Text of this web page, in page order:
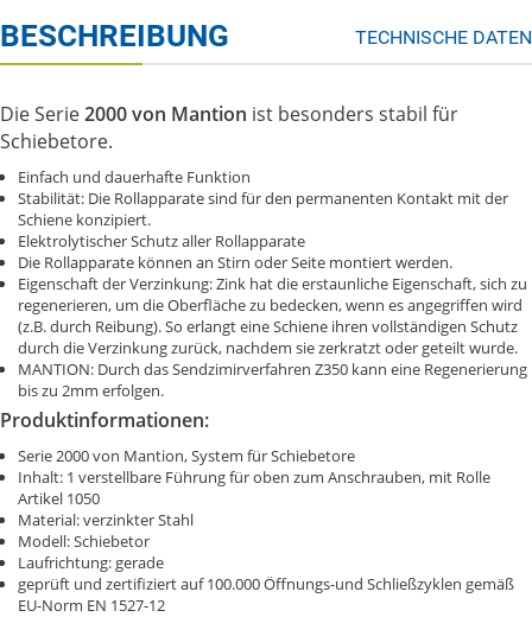
BESCHREIBUNG TECHNISCHE DATEN
Die Serie2000 von Mantion ist besonders stabil für
Schiebetore.
Einfach und dauerhafte Funktion
Stabilität: Die Rollapparate sind für den permanenten Kontakt mit der
Schiene konzipiert.
Elektrolytischer Schutz aller Rollapparate
Die Rollapparate können an Stirn oder Seite montiert werden.
Eigenschaft der Verzinkung: Zink hat die erstaunliche Eigenschaft, sich zu
regenerieren, um die Oberfläche zu bedecken, wenn es angegriffen wird
(z.B. durch Reibung). So erlangt eine Schiene ihren vollständigen Schutz
durch die Verzinkung zurück, nachdem sie zerkratzt oder geteilt wurde.
MANTION: Durch das Sendzimirverfahren Z350 kann eine Regenerierung
bis zu 2mm erfolgen.
Produktinformationen:
Serie 2000 von Mantion, System für Schiebetore
Inhalt: 1 verstellbare Führung für oben zum Anschrauben, mit Rolle
Artikel 1050
Material: verzinkter Stahl
Modell: Schiebetor
Laufrichtung: gerade
geprüft und zertifiziert auf 100.000 Öffnungs-und Schließzyklen gemäß
EU-Norm EN 1527-12